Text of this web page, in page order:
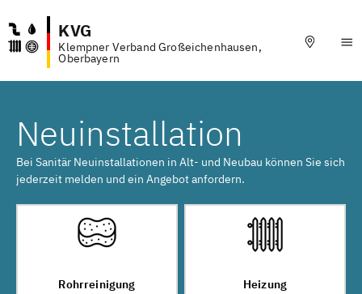
KVG
Klempner Verband Großeichenhausen,
Oberbayern
Neuinstallation
Bei Sanitär Neuinstallationen in Alt- und Neubau können Sie sich
jederzeit melden und ein Angebot anfordern.
Rohrreinigung Heizung